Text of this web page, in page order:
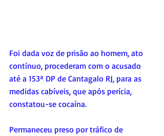
Foi dada voz de prisão ao homem, ato
contínuo, procederam com o acusado
até a 153ª DP de Cantagalo RJ, para as
medidas cabíveis, que após perícia,
constatou-se cocaína.
Permaneceu preso por tráfico de